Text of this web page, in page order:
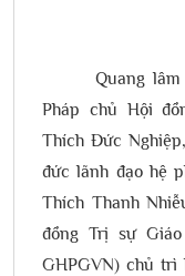
Quang
Pháp chủ Hội
Thích Đức
đức lãnh đạo hệ
Thích Thanh
đồng Trị sự
GHPGVN) chủ trì